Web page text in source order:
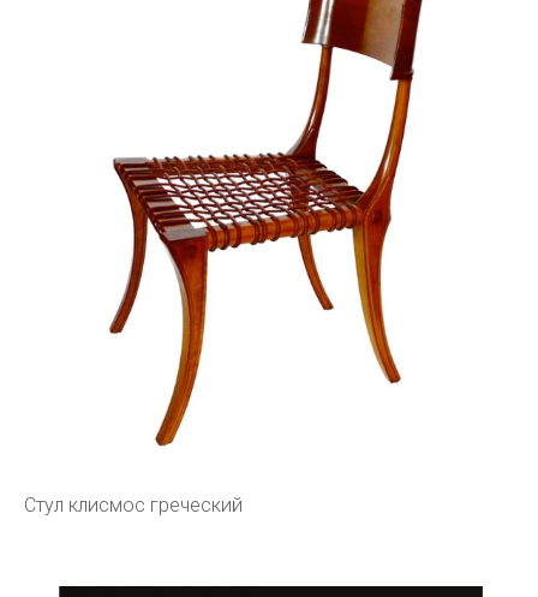
Стул клисмос греческий